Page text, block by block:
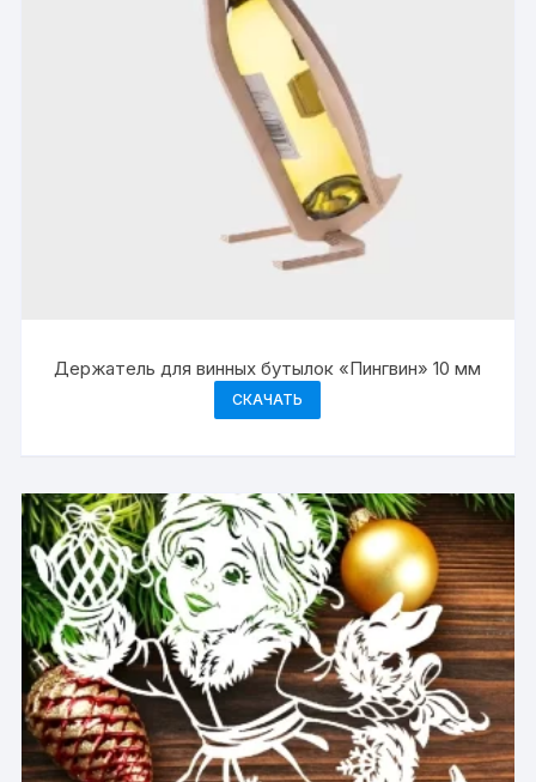
Держатель для винных бутылок «Пингвин» 10 мм
СКАЧАТЬ